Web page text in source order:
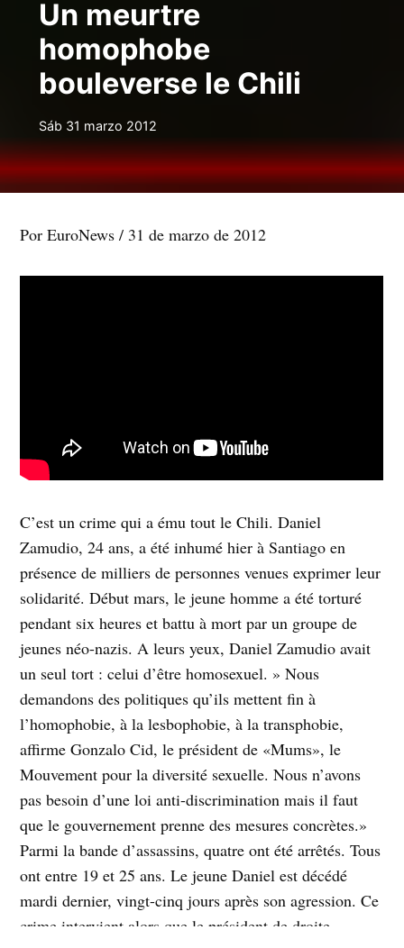
Un meurtre
homophobe
bouleverse le Chili
Sáb 31 marzo 2012
Por EuroNews / 31 de marzo de 2012
C’est un crime qui a ému tout le Chili. Daniel
Zamudio, 24 ans, a été inhumé hier à Santiago en
présence de milliers de personnes venues exprimer leur
solidarité. Début mars, le jeune homme a été torturé
pendant six heures et battu à mort par un groupe de
jeunes néo-nazis. A leurs yeux, Daniel Zamudio avait
un seul tort : celui d’être homosexuel. » Nous
demandons des politiques qu’ils mettent fin à
l’homophobie, à la lesbophobie, à la transphobie,
affirme Gonzalo Cid, le président de «Mums», le
Mouvement pour la diversité sexuelle. Nous n’avons
pas besoin d’une loi anti-discrimination mais il faut
que le gouvernement prenne des mesures concrètes.»
Parmi la bande d’assassins, quatre ont été arrêtés. Tous
ont entre 19 et 25 ans. Le jeune Daniel est décédé
mardi dernier, vingt-cinq jours après son agression. Ce
crime intervient alors que le président de droite